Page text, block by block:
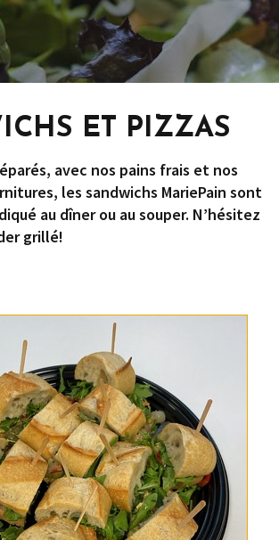
ET PIZZAS
avec nos pains frais et nos
les sandwichs MariePain sont
au dîner ou au souper. N’hésitez
grillé!